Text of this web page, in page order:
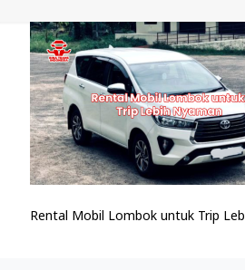
Rental Mobil Lombok untuk Trip